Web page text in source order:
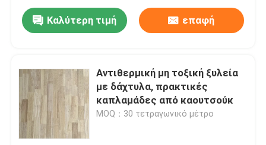
Καλύτερη τιμή επαφή
Αντιθερμική μη τοξική ξυλεία
με δάχτυλα, πρακτικές
καπλαμάδες από καουτσούκ
MOQ：30 τετραγωνικό μέτρο